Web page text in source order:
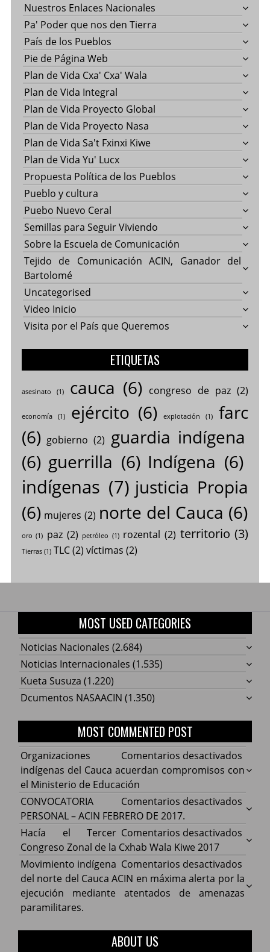
Nuestros Enlaces Nacionales
Pa' Poder que nos den Tierra
País de los Pueblos
Pie de Página Web
Plan de Vida Cxa' Cxa' Wala
Plan de Vida Integral
Plan de Vida Proyecto Global
Plan de Vida Proyecto Nasa
Plan de Vida Sa't Fxinxi Kiwe
Plan de Vida Yu' Lucx
Propuesta Política de los Pueblos
Pueblo y cultura
Puebo Nuevo Ceral
Semillas para Seguir Viviendo
Sobre la Escuela de Comunicación
Tejido de Comunicación ACIN, Ganador del
Bartolomé
Uncategorised
Video Inicio
Visita por el País que Queremos
ETIQUETAS
asesinato (1) cauca (6) congreso de paz(2)
economía(1) ejército (6) explotación (1)
farc
(6) gobierno (2) guardia indígena
(6) guerrilla (6) Indígena (6)
indígenas (7) justicia Propia
(6) mujeres (2) norte del Cauca (6)
oro (1) paz (2) petróleo (1) rozental (2) territorio (3)
Tierras(1) TLC(2) víctimas (2)
MOST USED CATEGORIES
Noticias Nacionales (2.684)
Noticias Internacionales (1.535)
Kueta Susuza (1.220)
Dcumentos NASAACIN (1.350)
MOST COMMENTED POST
Comentarios desactivados
Cauca
con
de
Organizaciones
indígenas del Cauca acuerdan compromisos con
el Ministerio de Educación
Comentarios desactivados
ACIN
DE
CONVOCATORIA
PERSONAL – ACIN FEBRERO DE 2017.
Comentarios desactivados
Hacía
la
Hacía el Tercer
Congreso Zonal de la Cxhab Wala Kiwe 2017
Comentarios desactivados
Movimiento indígena
del norte del Cauca ACIN en máxima alerta por la
ejecución mediante atentados de amenazas
paramilitares.
ABOUT US